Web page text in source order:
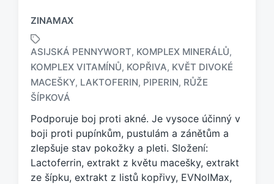
ZINAMAX
z
n
a
e
n
o
t
ASIJSKÁ PENNYWORT, KOMPLEX MINERÁLŮ,
KOMPLEX VITAMÍNŮ, KOPŘIVA, KVĚT DIVOKÉ
MACEŠKY, LAKTOFERIN, PIPERIN, RŮŽE
ŠÍPKOVÁ
Podporuje boj proti akné. Je vysoce účinný v
boji proti pupínkům, pustulám a zánětům a
zlepšuje stav pokožky a pleti. Složení:
Lactoferrin, extrakt z květu macešky, extrakt
ze šípku, extrakt z listů kopřivy, EVNolMax,